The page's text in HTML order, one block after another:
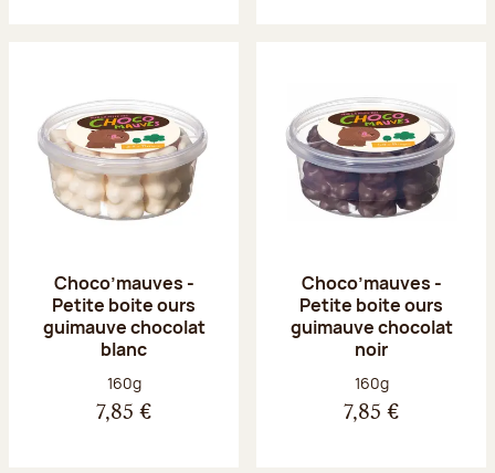
Choco’mauves -
Petite boite ours
guimauve chocolat
blanc
Poids net :
160g
7,85 €
Choco’mauves -
Petite boite ours
guimauve chocolat
noir
Poids net :
160g
7,85 €